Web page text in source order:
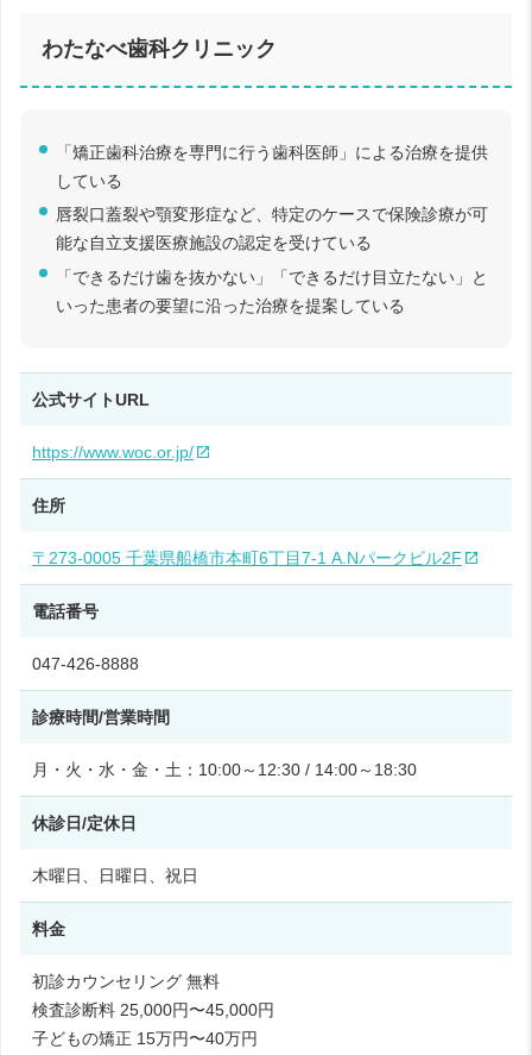
わたなべ歯科クリニック
「矯正歯科治療を専門に行う歯科医師」による治療を提供
している
唇裂口蓋裂や顎変形症など、特定のケースで保険診療が可
能な自立支援医療施設の認定を受けている
「できるだけ歯を抜かない」「できるだけ目立たない」と
いった患者の要望に沿った治療を提案している
公式サイトURL
https://www.woc.or.jp/
住所
〒273-0005 千葉県船橋市本町6丁目7-1 A.Nパークビル2F
電話番号
047-426-8888
診療時間/営業時間
月・火・水・金・土：10:00～12:30 / 14:00～18:30
休診日/定休日
木曜日、日曜日、祝日
料金
初診カウンセリング 無料
検査診断料 25,000円〜45,000円
子どもの矯正 15万円〜40万円